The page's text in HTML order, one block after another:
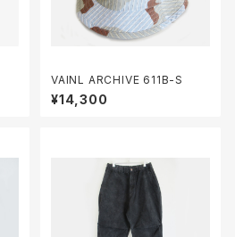
VAINL ARCHIVE 611B-S
¥14,300